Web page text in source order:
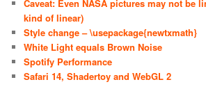
Caveat: Even NASA pictures may not be
kind of linear)
Style change – \usepackage{newtxmath}
White Light equals Brown Noise
Spotify Performance
Safari 14, Shadertoy and WebGL 2